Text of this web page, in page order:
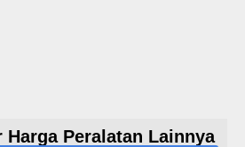
Harga Peralatan Lainnya